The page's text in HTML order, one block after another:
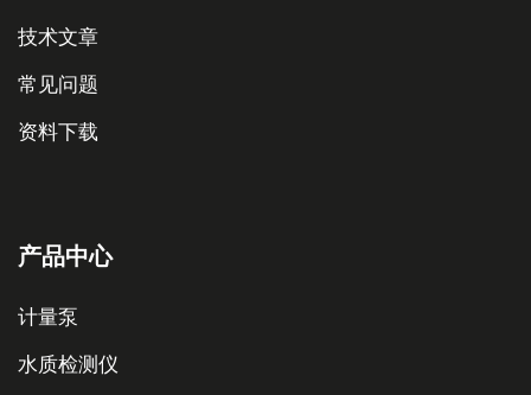
技术文章
常见问题
资料下载
产品中心
计量泵
水质检测仪